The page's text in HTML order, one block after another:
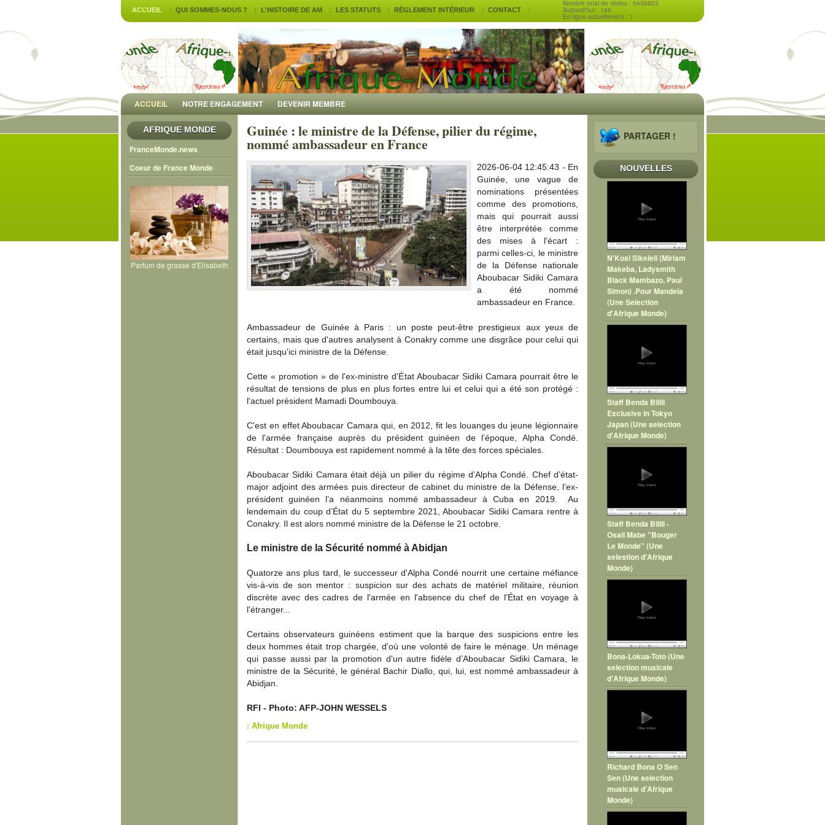
ACCUEIL QUI SOMMES-NOUS ? L'HISTOIRE DE AM LES STATUTS RÈGLEMENT INTÉRIEUR CONTACT
Nombre total de visites : 5438823
Aujourd'hui : 166
En ligne actuellement : 1
ACCUEIL NOTRE ENGAGEMENT DEVENIR MEMBRE
AFRIQUE MONDE
FranceMonde.news
Coeur de France Monde
Parfum de grasse d'Elisabeth
Guinée : le ministre de la Défense, pilier du régime,
nommé ambassadeur en France
2026-06-04 12:45:43 - En
Guinée, une vague de
nominations présentées
comme des promotions,
mais qui pourrait aussi
être interprétée comme
des mises à l'écart :
parmi celles-ci, le ministre
de la Défense nationale
Aboubacar Sidiki Camara
a été nommé
ambassadeur en France.
Ambassadeur de Guinée à Paris : un poste peut-être prestigieux aux yeux de
certains, mais que d'autres analysent à Conakry comme une disgrâce pour celui qui
était jusqu'ici ministre de la Défense.
Cette « promotion » de l'ex-ministre d'État Aboubacar Sidiki Camara pourrait être le
résultat de tensions de plus en plus fortes entre lui et celui qui a été son protégé :
l'actuel président Mamadi Doumbouya.
C'est en effet Aboubacar Camara qui, en 2012, fit les louanges du jeune légionnaire
de l'armée française auprès du président guinéen de l’époque, Alpha Condé.
Résultat : Doumbouya est rapidement nommé à la tête des forces spéciales.
Aboubacar Sidiki Camara était déjà un pilier du régime d’Alpha Condé. Chef d’état-
major adjoint des armées puis directeur de cabinet du ministre de la Défense, l’ex-
président guinéen l’a néanmoins nommé ambassadeur à Cuba en 2019. Au
lendemain du coup d’État du 5 septembre 2021, Aboubacar Sidiki Camara rentre à
Conakry. Il est alors nommé ministre de la Défense le 21 octobre.
Le ministre de la Sécurité nommé à Abidjan
Quatorze ans plus tard, le successeur d'Alpha Condé nourrit une certaine méfiance
vis-à-vis de son mentor : suspicion sur des achats de matériel militaire, réunion
discrète avec des cadres de l'armée en l'absence du chef de l'État en voyage à
l'étranger...
Certains observateurs guinéens estiment que la barque des suspicions entre les
deux hommes était trop chargée, d'où une volonté de faire le ménage. Un ménage
qui passe aussi par la promotion d'un autre fidèle d’Aboubacar Sidiki Camara, le
ministre de la Sécurité, le général Bachir Diallo, qui, lui, est nommé ambassadeur à
Abidjan.
RFI - Photo: AFP-JOHN WESSELS
: Afrique Monde
PARTAGER !
NOUVELLES
N'Kosi Sikeleli (Miriam
Makeba, Ladysmith
Black Mambazo, Paul
Simon) .Pour Mandela
(Une Selection
d'Afrique Monde)
Staff Benda Bilili
Exclusive in Tokyo
Japan (Une selection
d'Afrique Monde)
Staff Benda Bilili -
Osali Mabe "Bouger
Le Monde" (Une
selestion d'Afrique
Monde)
Bona-Lokua-Toto (Une
selection musicale
d'Afrique Monde)
Richard Bona O Sen
Sen (Une selection
musicale d'Afrique
Monde)